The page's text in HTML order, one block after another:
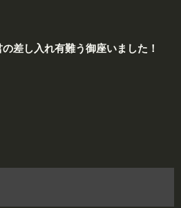
差し入れ有難う御座いました！